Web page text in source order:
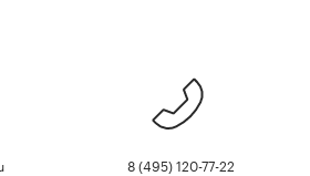
8 (495) 120-77-22